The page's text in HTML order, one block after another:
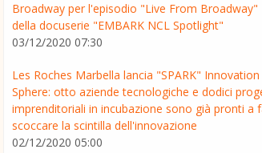
Broadway per l'episodio "Live From Broadway"
della docuserie "EMBARK NCL Spotlight"
03/12/2020 07:30
Les Roches Marbella lancia "SPARK" Innovation
Sphere: otto aziende tecnologiche e dodici
imprenditoriali in incubazione sono già pronti a
scoccare la scintilla dell'innovazione
02/12/2020 05:00